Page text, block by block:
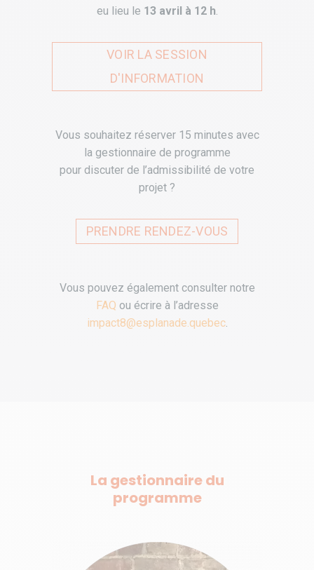
eu lieu le 13 avril à 12 h.
VOIR LA SESSION
D'INFORMATION
Vous souhaitez réserver 15 minutes avec
la gestionnaire de programme
pour discuter de l’admissibilité de votre
projet ?
PRENDRE RENDEZ-VOUS
Vous pouvez également consulter notre
FAQ ou écrire à l’adresse
impact8@esplanade.quebec.
La gestionnaire du
programme